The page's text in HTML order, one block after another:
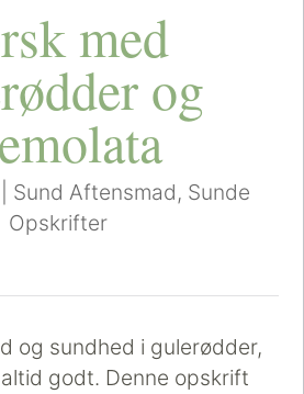
med
og
Sund Aftensmad, Sunde
Opskrifter
og sundhed i gulerødder,
godt. Denne opskrift